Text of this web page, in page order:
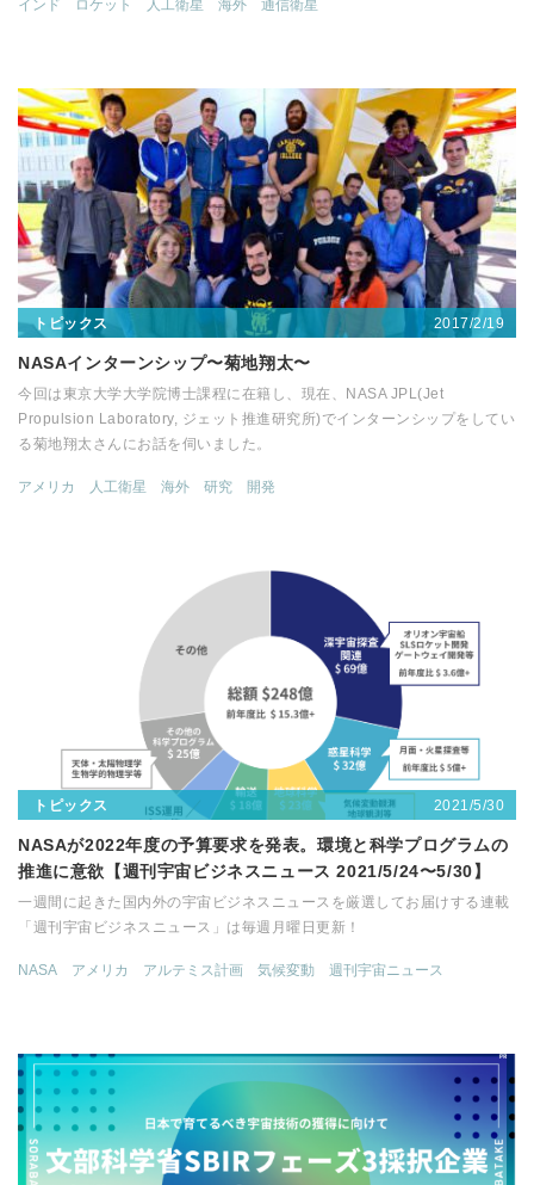
インド ロケット 人工衛星 海外 通信衛星
トピックス 2017/2/19
NASAインターンシップ〜菊地翔太〜
今回は東京大学大学院博士課程に在籍し、現在、NASA JPL(Jet
Propulsion Laboratory, ジェット推進研究所)でインターンシップをしてい
る菊地翔太さんにお話を伺いました。
アメリカ 人工衛星 海外 研究 開発
トピックス 2021/5/30
NASAが2022年度の予算要求を発表。環境と科学プログラムの
推進に意欲【週刊宇宙ビジネスニュース 2021/5/24〜5/30】
一週間に起きた国内外の宇宙ビジネスニュースを厳選してお届けする連載
「週刊宇宙ビジネスニュース」は毎週月曜日更新！
NASA アメリカ アルテミス計画 気候変動 週刊宇宙ニュース